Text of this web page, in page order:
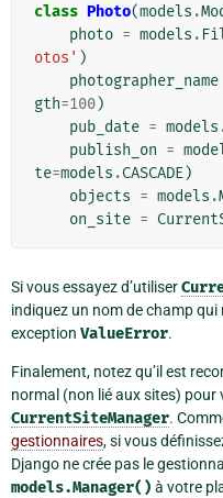
class Photo(models .
photo = models .
otos' )
photographer_name
gth=100)
pub_date = models
publish_on =
te=models .CASCADE)
objects = models .
on_site =
Si vous essayez d’utiliser
indiquez un nom de champ qui
exception ValueError.
Finalement, notez qu’il est
normal (non lié aux sites) pour
CurrentSiteManager.
gestionnaires, si vous
Django ne crée pas le
models.Manager() à votre